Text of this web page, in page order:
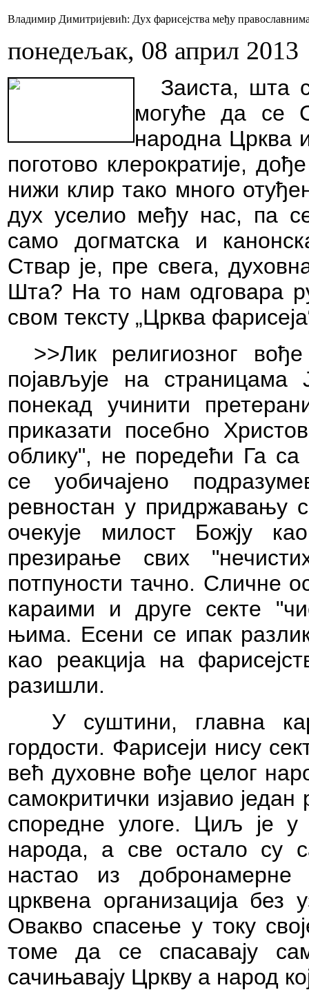
Владимир Димитријевић: Дух фарисејства међу
понедељак, 08 април 2013
Заиста, шта
могуће да се
народна Црква
поготово клерократије,
нижи клир тако много
дух уселио међу нас, па
само догматска и
Ствар је, пре свега,
Шта? На то нам одговара
свом тексту „Црква
>>Лик религиозног
појављује на
понекад учинити
приказати посебно
облику", не поредећи Га
се уобичајено
ревностан у придржавању
очекује милост Божју
презирање свих
потпуности тачно. Сличне
караими и друге секте
њима. Есени се ипак
као реакција на
разишли.
У суштини, главна
гордости. Фарисеји нису
већ духовне вође целог
самокритички изјавио
споредне улоге. Циљ је
народа, а све остало су
настао из
црквена организација
Овакво спасење у току
томе да се спасавају
сачињавају Цркву а народ